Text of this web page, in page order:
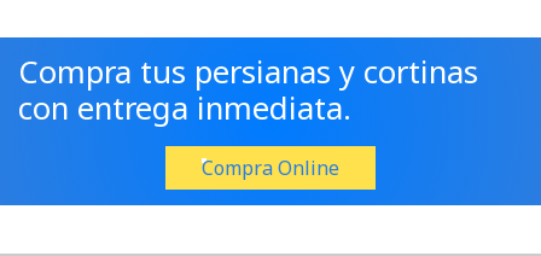
Compra tus persianas y cortinas
con entrega inmediata.
Compra Online